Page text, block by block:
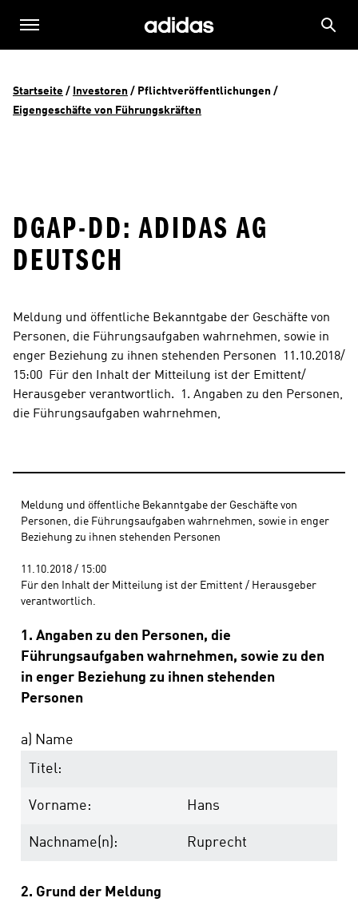
Startseite / Investoren / Pflichtveröffentlichungen
Eigengeschäfte von Führungskräften
DGAP-DD: ADIDAS AG
DEUTSCH
Meldung und öffentliche Bekanntgabe der Geschäfte von
Personen, die Führungsaufgaben wahrnehmen, sowie in
enger Beziehung zu ihnen stehenden Personen  11.10.2018/
15:00  Für den Inhalt der Mitteilung ist der Emittent/
Herausgeber verantwortlich.  1. Angaben zu den Personen,
die Führungsaufgaben wahrnehmen,
Meldung und öffentliche Bekanntgabe der Geschäfte von
Personen, die Führungsaufgaben wahrnehmen, sowie in enger
Beziehung zu ihnen stehenden Personen
11.10.2018 / 15:00
Für den Inhalt der Mitteilung ist der Emittent / Herausgeber
verantwortlich.
1. Angaben zu den Personen, die
Führungsaufgaben wahrnehmen, sowie zu den
in enger Beziehung zu ihnen stehenden
Personen
a) Name
Titel:
Vorname: Hans
Nachname(n): Ruprecht
2. Grund der Meldung